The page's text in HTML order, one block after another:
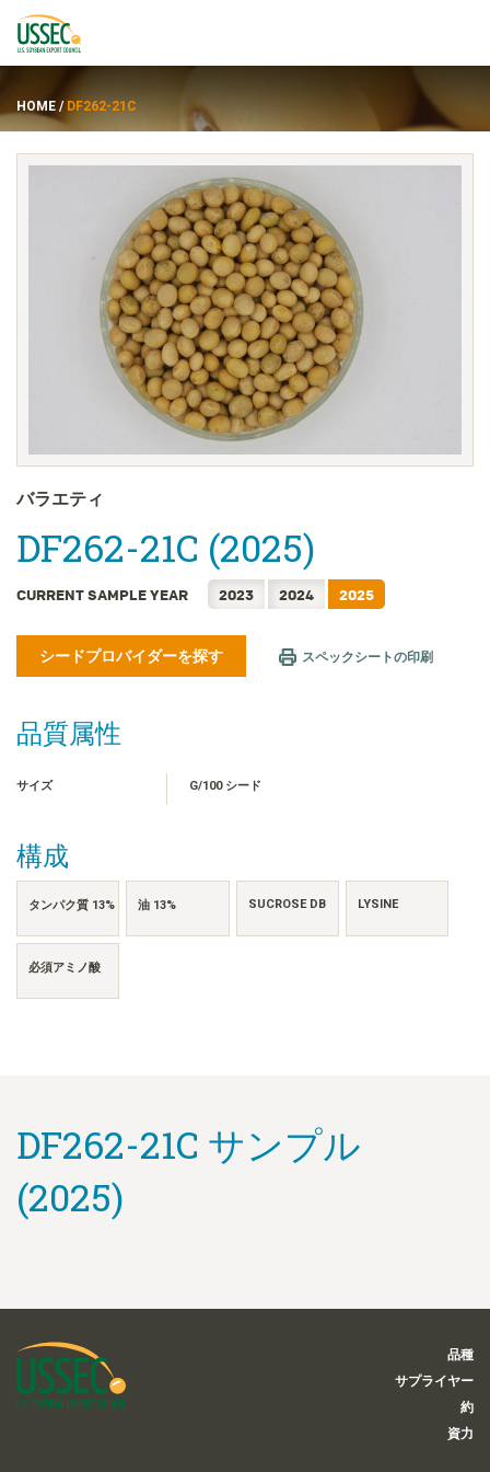
サプライヤー
ENGLISH
FRANÇAIS
简体中文
繁體中文
TIẾNG VIỆT
HOME / DF262-21C
バラエティ
DF262-21C (2025)
CURRENT SAMPLE YEAR 2023 2024 2025
シードプロバイダーを探す スペックシートの印刷
品質属性
サイズ G/100 シード
構成
タンパク質 13% 油 13% SUCROSE DB LYSINE
必須アミノ酸
DF262-21C サンプル
(2025)
品種
サプライヤー
約
資力